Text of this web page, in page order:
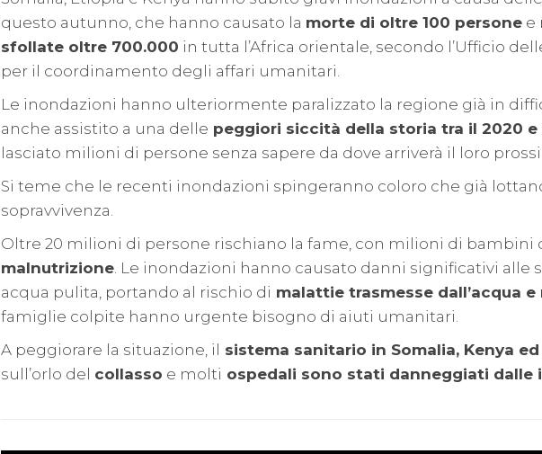
questo autunno, che hanno causato la morte di oltre 100 persone e
sfollate oltre 700.000 in tutta l’Africa orientale, secondo l’Ufficio
per il coordinamento degli affari umanitari.
Le inondazioni hanno ulteriormente paralizzato la regione già in
anche assistito a una delle peggiori siccità della storia tra il 2020 e
lasciato milioni di persone senza sapere da dove arriverà il loro
Si teme che le recenti inondazioni spingeranno coloro che già
sopravvivenza.
Oltre 20 milioni di persone rischiano la fame, con milioni di bambini
malnutrizione . Le inondazioni hanno causato danni significativi alle
acqua pulita, portando al rischio di malattie trasmesse dall’acqua e
famiglie colpite hanno urgente bisogno di aiuti umanitari.
A peggiorare la situazione, il sistema sanitario in Somalia, Kenya
sull’orlo del collasso e molti ospedali sono stati danneggiati dalle